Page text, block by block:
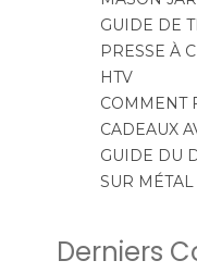
GUIDE DE
PRESSE À
HTV
COMMENT
CADEAUX
GUIDE DU
SUR MÉTAL
Derniers